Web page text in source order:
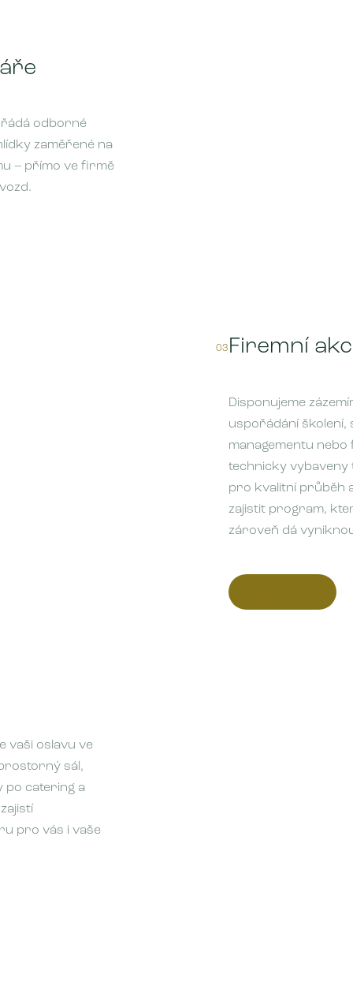
odborné
zaměřené na
– přímo ve firmě
03 Firemní
Disponujeme
uspořádání školení,
managementu
technicky vybaveny
pro kvalitní průběh
zajistit program,
zároveň dá
vaši oslavu ve
sál,
po catering a
pro vás i vaše